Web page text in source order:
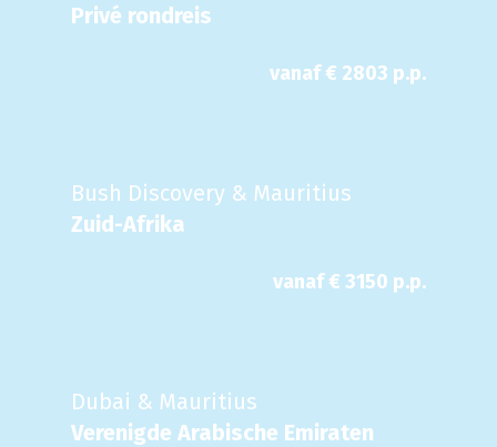
Privé rondreis
vanaf € 2803 p.p.
Bush Discovery & Mauritius
Zuid-Afrika
vanaf € 3150 p.p.
Dubai & Mauritius
Verenigde Arabische Emiraten